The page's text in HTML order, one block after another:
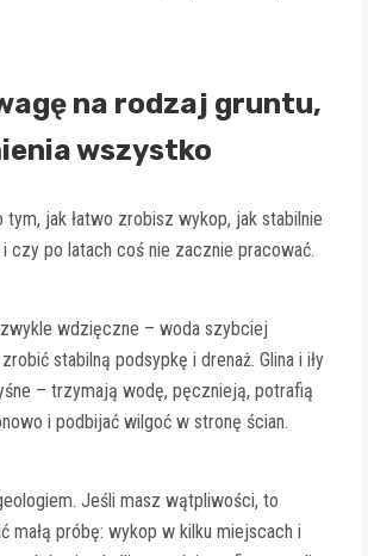
na rodzaj gruntu,
wszystko
tym, jak łatwo zrobisz wykop, jak stabilnie
czy po latach coś nie zacznie pracować.
wdzięczne – woda szybciej
stabilną podsypkę i drenaż. Glina i iły
– trzymają wodę, pęcznieją, potrafią
i podbijać wilgoć w stronę ścian.
Jeśli masz wątpliwości, to
małą próbę: wykop w kilku miejscach i